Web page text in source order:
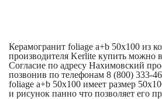
Керамогранит foliage a+b 50x100 из
производителя Kerlite купить можно
Согласие по адресу Нахимовский
позвонив по телефонам 8 (800) 333-
foliage a+b 50x100 имеет размер
и рисунок панно что позволяет его